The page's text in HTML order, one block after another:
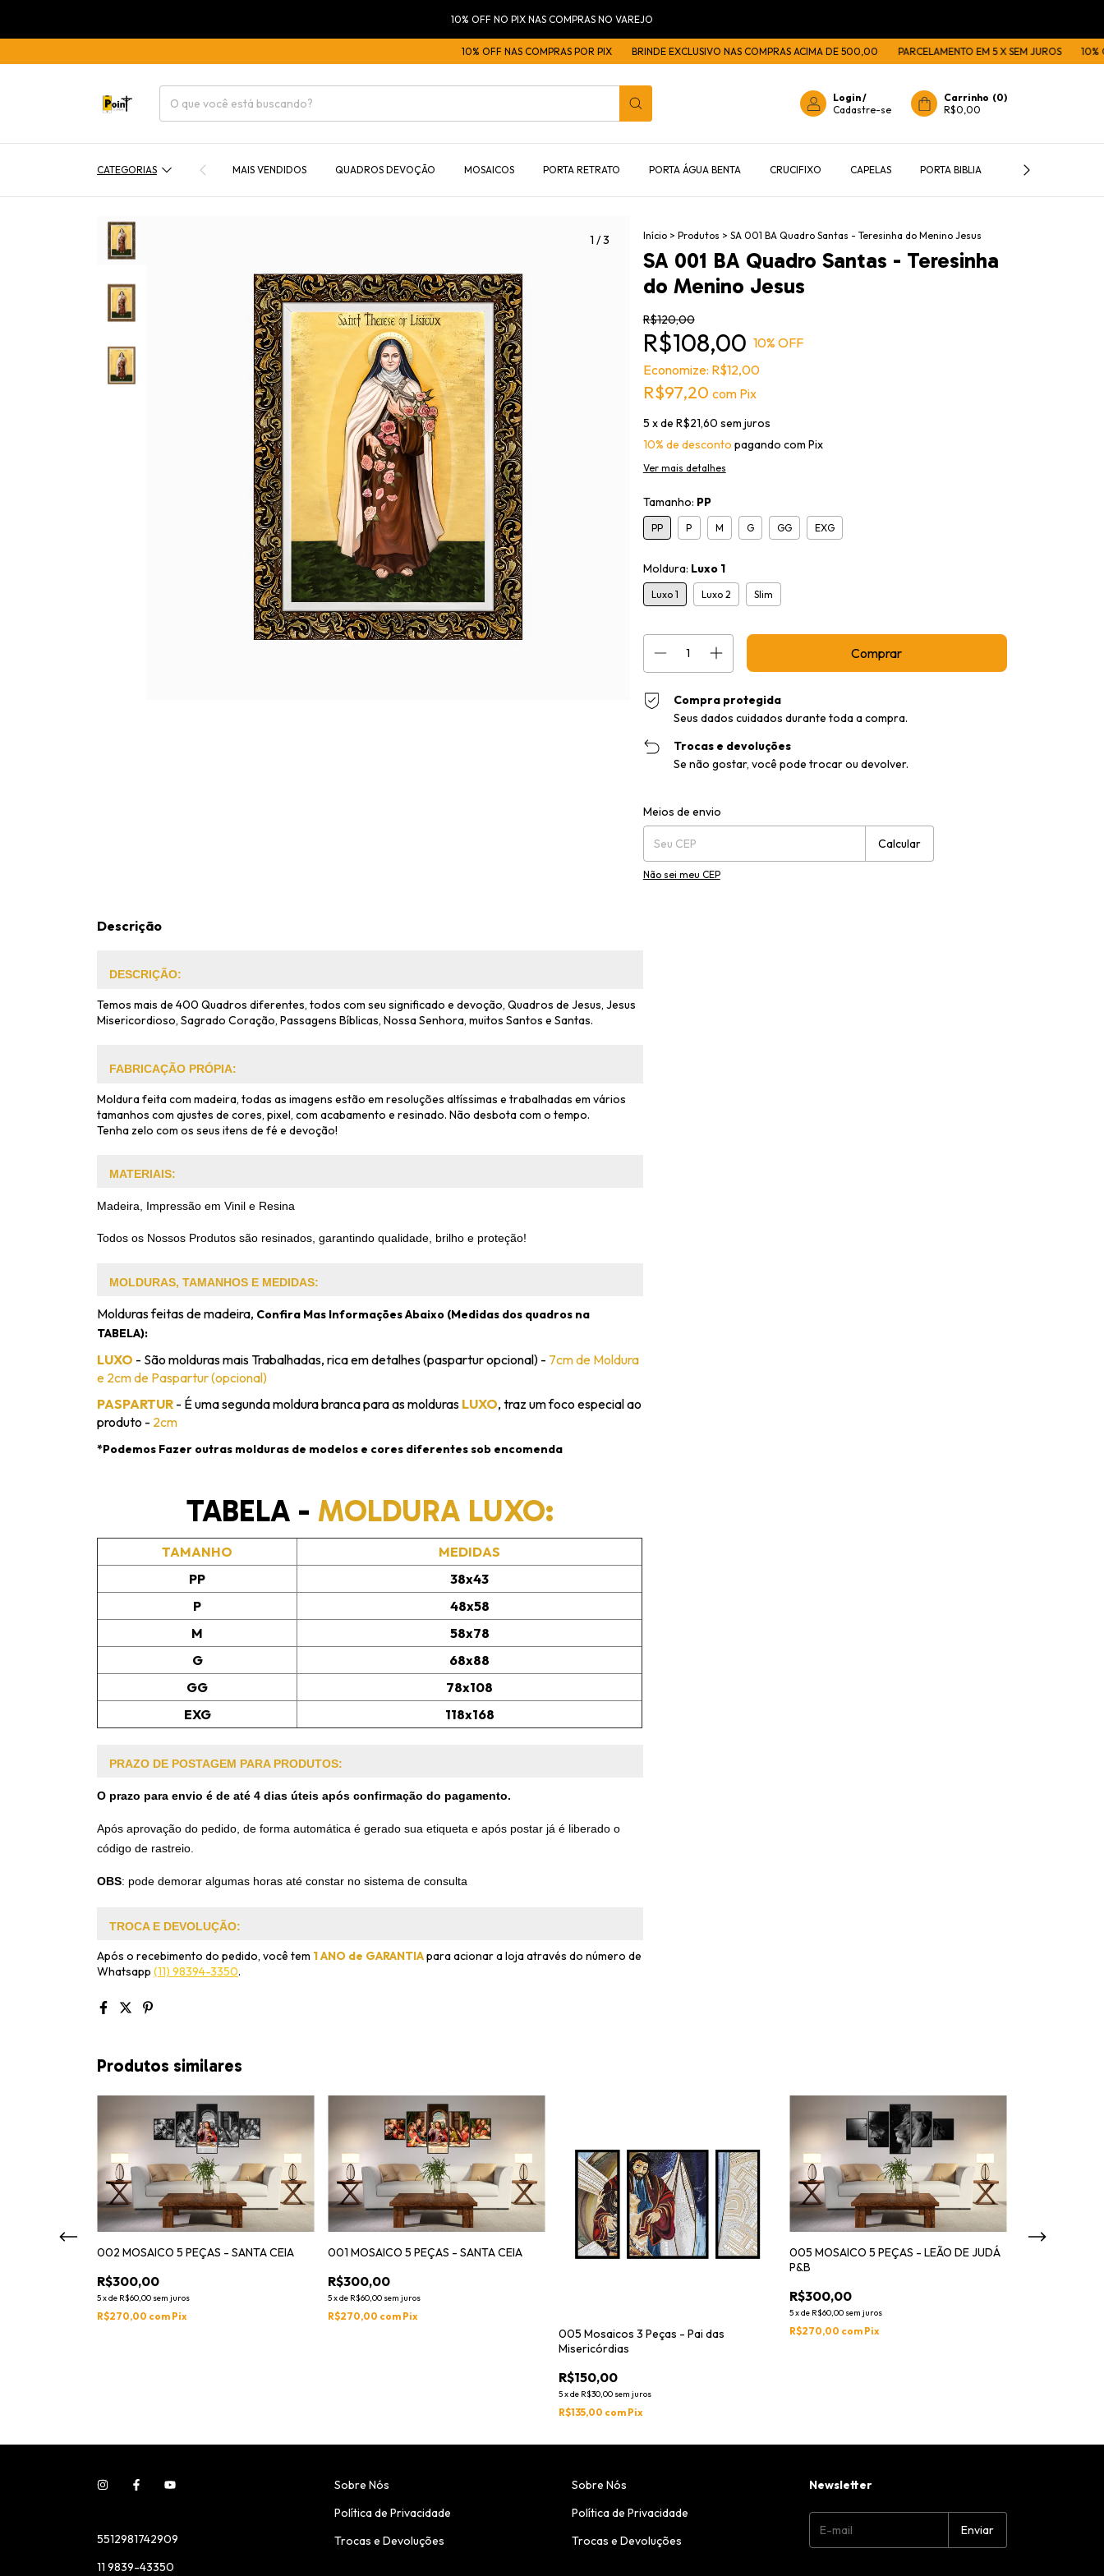
10% OFF NO PIX NAS COMPRAS NO VAREJO
10% OFF NAS COMPRAS POR PIX BRINDE EXCLUSIVO NAS COMPRAS ACIMA DE 500,00 PARCELAMENTO EM 5 X SEM JUROS 10% OFF
Login/
Cadastre-se
Carrinho (0)
R$0,00
CATEGORIAS MAIS VENDIDOS QUADROS DEVOÇÃO MOSAICOS PORTA RETRATO PORTA ÁGUA BENTA CRUCIFIXO CAPELAS PORTA BIBLIA PORTA TERÇOS E
1 /3 Início > Produtos > SA 001 BA Quadro Santas - Teresinha do Menino Jesus
SA 001 BA Quadro Santas - Teresinha
do Menino Jesus
R$120,00
R$108,00 10% OFF
Economize: R$12,00
R$97,20 com Pix
5 x de R$21,60 sem juros
10% de desconto pagando com Pix
Ver mais detalhes
Tamanho: PP
PP P M G GG EXG
Moldura: Luxo 1
Luxo 1 Luxo 2 Slim
Compra protegida
Seus dados cuidados durante toda a compra.
Trocas e devoluções
Se não gostar, você pode trocar ou devolver.
Entregas para o CEP:
Meios de envio
Calcular
Não sei meu CEP
Descrição
DESCRIÇÃO:
Temos mais de 400 Quadros diferentes, todos com seu significado e devoção, Quadros de Jesus, Jesus
Misericordioso, Sagrado Coração, Passagens Bíblicas, Nossa Senhora, muitos Santos e Santas.
FABRICAÇÃO PRÓPIA:
Moldura feita com madeira, todas as imagens estão em resoluções altíssimas e trabalhadas em vários
tamanhos com ajustes de cores, pixel, com acabamento e resinado. Não desbota com o tempo.
Tenha zelo com os seus itens de fé e devoção!
MATERIAIS:
Madeira, Impressão em Vinil e Resina
Todos os Nossos Produtos são resinados, garantindo qualidade, brilho e proteção!
MOLDURAS, TAMANHOS E MEDIDAS:
Molduras feitas de madeira, Confira Mas Informações Abaixo (Medidas dos quadros na
TABELA):
LUXO - São molduras mais Trabalhadas, rica em detalhes (paspartur opcional) - 7cm de Moldura
e 2cm de Paspartur (opcional)
PASPARTUR - É uma segunda moldura branca para as molduras LUXO, traz um foco especial ao
produto - 2cm
*Podemos Fazer outras molduras de modelos e cores diferentes sob encomenda
TABELA - MOLDURA LUXO:
TAMANHO
MEDIDAS
PP
38x43
P
48x58
M
58x78
G
68x88
GG
78x108
EXG
118x168
PRAZO DE POSTAGEM PARA PRODUTOS:
O prazo para envio é de até 4 dias úteis após confirmação do pagamento.
Após aprovação do pedido, de forma automática é gerado sua etiqueta e após postar já é liberado o
código de rastreio.
OBS: pode demorar algumas horas até constar no sistema de consulta
TROCA E DEVOLUÇÃO:
Após o recebimento do pedido, você tem 1 ANO de GARANTIApara acionar a loja através do número de
Whatsapp (11) 98394-3350.
Produtos similares
002 MOSAICO 5 PEÇAS - SANTA CEIA
R$300,00
5xde R$60,00 sem juros
R$270,00 com Pix
001 MOSAICO 5 PEÇAS - SANTA CEIA
R$300,00
5xde R$60,00 sem juros
R$270,00 com Pix
005 Mosaicos 3 Peças - Pai das
Misericórdias
R$150,00
5xde R$30,00 sem juros
R$135,00 com Pix
005 MOSAICO 5 PEÇAS - LEÃO DE JUDÁ
P&B
R$300,00
5xde R$60,00 sem juros
R$270,00 com Pix
5512981742909
11 9839-43350
Sobre Nós
Política de Privacidade
Trocas e Devoluções
Sobre Nós
Política de Privacidade
Trocas e Devoluções
Newsletter